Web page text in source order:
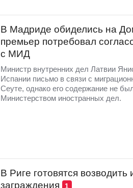
В Мадриде обиделись на
премьер потребовал
с МИД
Министр внутренних дел Латвии
Испании письмо в связи с
Сеуте, однако его содержание не
Министерством иностранных дел.
В Риге готовятся
заграждения
1